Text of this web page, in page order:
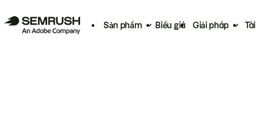
Sản phẩm Biểu giá Giải pháp